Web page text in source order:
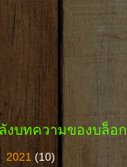
งบทความของบล็อก
2021 (10)